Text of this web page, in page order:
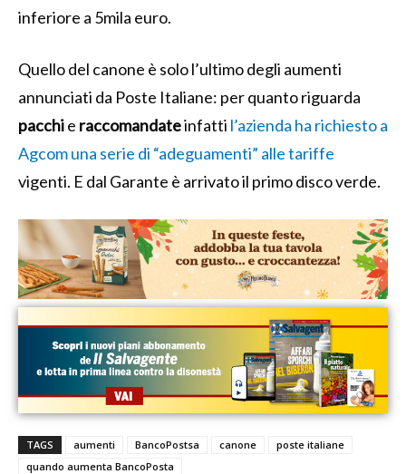
inferiore a 5mila euro.
Quello del canone è solo l’ultimo degli aumenti
annunciati da Poste Italiane: per quanto riguarda
pacchie raccomandateinfatti l’azienda ha richiesto a
Agcom una serie di “adeguamenti” alle tariffe
vigenti. E dal Garante è arrivato il primo disco verde.
TAGS aumenti BancoPostsa canone
poste italiane
quando aumenta BancoPosta